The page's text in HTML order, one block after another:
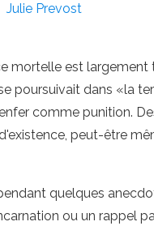
Julie Prevost
mortelle est largement
poursuivait dans «la
comme punition.
peut-être
quelques
ou un rappel